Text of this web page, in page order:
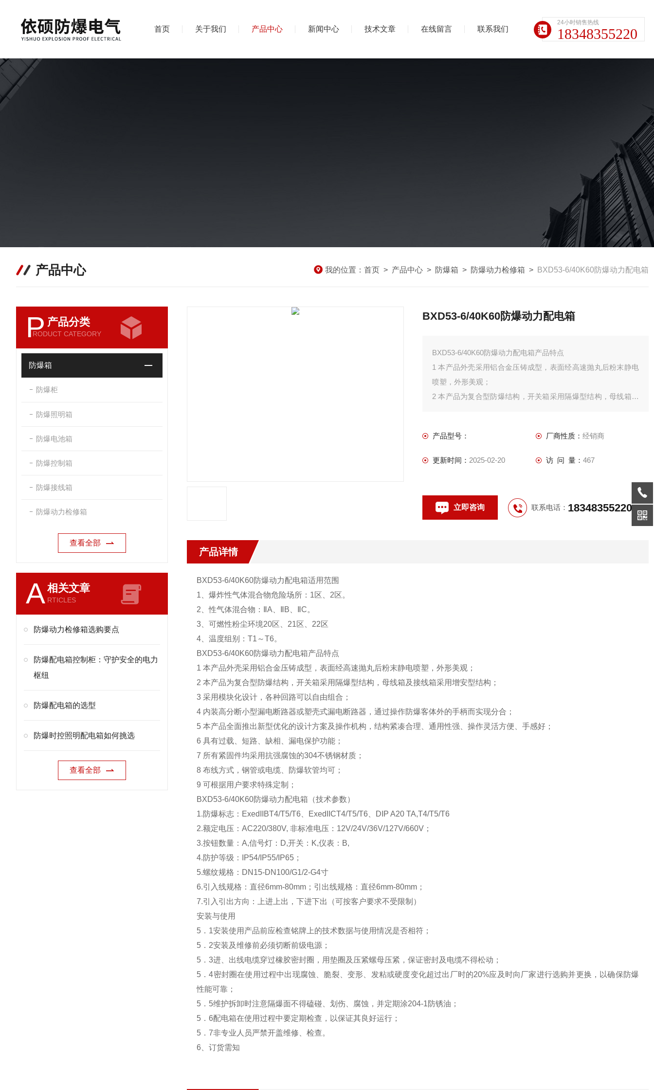
首页 关于我们 产品中心 新闻中心 技术文章 在线留言 联系我们
24小时销售热线
18348355220
产品中心 我的位置： 首页 > 产品中心 > 防爆箱 > 防爆动力检修箱 > BXD53-6/40K60防爆动力配电箱
P 产品分类
RODUCT CATEGORY
防爆箱
防爆柜
防爆照明箱
防爆电池箱
防爆控制箱
防爆接线箱
防爆动力检修箱
查看全部
A相关文章
RTICLES
防爆动力检修箱选购要点
防爆配电箱控制柜：守护安全的电力
枢纽
防爆配电箱的选型
防爆时控照明配电箱如何挑选
查看全部
BXD53-6/40K60防爆动力配电箱
BXD53-6/40K60防爆动力配电箱产品特点
1 本产品外壳采用铝合金压铸成型，表面经高速抛丸后粉末静电
喷塑，外形美观；
2 本产品为复合型防爆结构，开关箱采用隔爆型结构，母线箱及
4 内装高分断小型漏电断路器或塑壳式漏电断路器，通过操作防
爆客体外的手柄而实现分合；
产品型号： 厂商性质： 经销商
更新时间： 2025-02-20 访 问 量： 467
立即咨询 联系电话： 18348355220
产品详情
BXD53-6/40K60防爆动力配电箱适用范围
1、爆炸性气体混合物危险场所：1区、2区。
2、性气体混合物：ⅡA、ⅡB、ⅡC。
3、可燃性粉尘环境20区、21区、22区
4、温度组别：T1～T6。
BXD53-6/40K60防爆动力配电箱产品特点
1 本产品外壳采用铝合金压铸成型，表面经高速抛丸后粉末静电喷塑，外形美观；
2 本产品为复合型防爆结构，开关箱采用隔爆型结构，母线箱及接线箱采用增安型结构；
3 采用模块化设计，各种回路可以自由组合；
4 内装高分断小型漏电断路器或塑壳式漏电断路器，通过操作防爆客体外的手柄而实现分合；
5 本产品全面推出新型优化的设计方案及操作机构，结构紧凑合理、通用性强、操作灵活方便、手感好；
6 具有过载、短路、缺相、漏电保护功能；
7 所有紧固件均采用抗强腐蚀的304不锈钢材质；
8 布线方式，钢管或电缆、防爆软管均可；
9 可根据用户要求特殊定制；
BXD53-6/40K60防爆动力配电箱 （技术参数）
1.防爆标志：ExedIIBT4/T5/T6、ExedIICT4/T5/T6、DIP A20 TA,T4/T5/T6
2.额定电压：AC220/380V, 非标准电压：12V/24V/36V/127V/660V；
3.按钮数量：A,信号灯：D,开关：K,仪表：B,
4.防护等级：IP54/IP55/IP65；
5.螺纹规格：DN15-DN100/G1/2-G4寸
6.引入线规格：直径6mm-80mm；引出线规格：直径6mm-80mm；
7.引入引出方向：上进上出，下进下出（可按客户要求不受限制）
安装与使用
5．1安装使用产品前应检查铭牌上的技术数据与使用情况是否相符；
5．2安装及维修前必须切断前级电源；
5．3进、出线电缆穿过橡胶密封圈，用垫圈及压紧螺母压紧，保证密封及电缆不得松动；
5．4密封圈在使用过程中出现腐蚀、脆裂、变形、发粘或硬度变化超过出厂时的20%应及时向厂家进行选购并更换，以确保防爆
性能可靠；
5．5维护拆卸时注意隔爆面不得磕碰、划伤、腐蚀，并定期涂204-1防锈油；
5．6配电箱在使用过程中要定期检查，以保证其良好运行；
5．7非专业人员严禁开盖维修、检查。
6、订货需知